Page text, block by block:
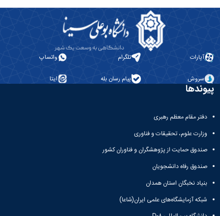
معاونت
و
اجتماعی
مقام
رهبری
تماس
دانشگاه
پایه
دانشکده
اقماری
آپارات تلگرام واتساپ
سروش پیام رسان بله ایتا
پیوندها
دفتر مقام معظم رهبری
وزارت علوم، تحقیقات و فناوری
صندوق حمایت از پژوهشگران و فناوران کشور
صندوق رفاه دانشجویان
بنیاد نخبگان استان همدان
شبکه آزمایشگاه‌های علمی ایران(شاعا)